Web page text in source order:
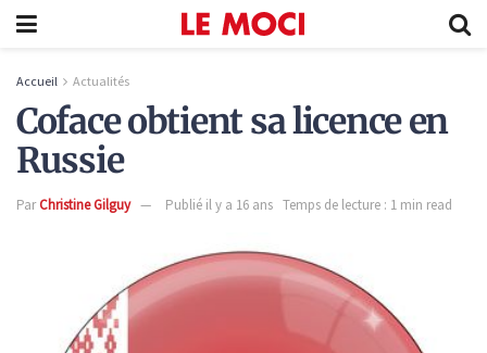
Accueil Actualités
Coface obtient sa licence en
Russie
ParChristine Gilguy Publié il y a 16 ans Temps de lecture : 1 min read